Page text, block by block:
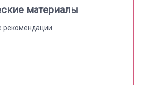
материалы
рекомендации